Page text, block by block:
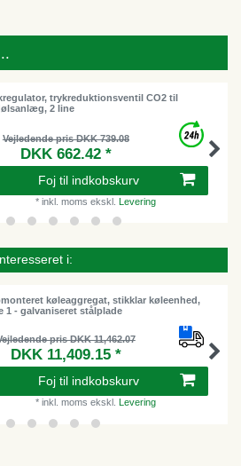
trykreduktionsventil CO2 til
2 line
Vejledende pris DKK 739.08
DKK 662.42 *
Foj til indkobskurv
* inkl. moms ekskl. Levering
i:
køleaggregat, stikklar køleenhed,
1 - galvaniseret stålplade
pris DKK 11,462.07
DKK 11,409.15 *
Foj til indkobskurv
* inkl. moms ekskl. Levering